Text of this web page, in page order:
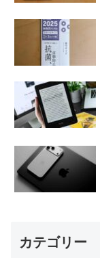
カテゴリー